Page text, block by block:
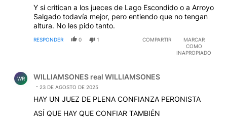
Y si critican a los jueces de Lago Escondido o a Arroyo
Salgado todavía mejor, pero entiendo que no tengan
altura. No les pido tanto.
RESPONDER 0 1 COMPARTIR
MARCAR
COMO
INAPROPIADO
WR WILLIAMSONES real WILLIAMSONES
23 DE AGOSTO DE 2025
HAY UN JUEZ DE PLENA CONFIANZA PERONISTA
ASÍ QUE HAY QUE CONFIAR TAMBIÉN